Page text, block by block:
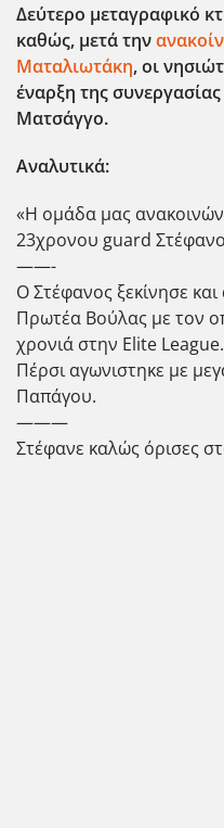
Δεύτερο μεταγραφικό
καθώς, μετά την
Ματαλιωτάκη, οι
έναρξη της
Ματσάγγο.
Αναλυτικά:
«Η ομάδα μας
23χρονου guard
——-
Ο Στέφανος ξεκίνησε
Πρωτέα Βούλας με τον
χρονιά στην Elite League.
Πέρσι αγωνιστηκε με
Παπάγου.
———
Στέφανε καλώς όρισες